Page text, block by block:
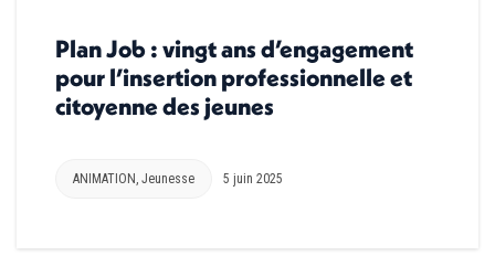
Plan Job : vingt ans d’engagement
pour l’insertion professionnelle et
citoyenne des jeunes
ANIMATION, Jeunesse 5 juin 2025